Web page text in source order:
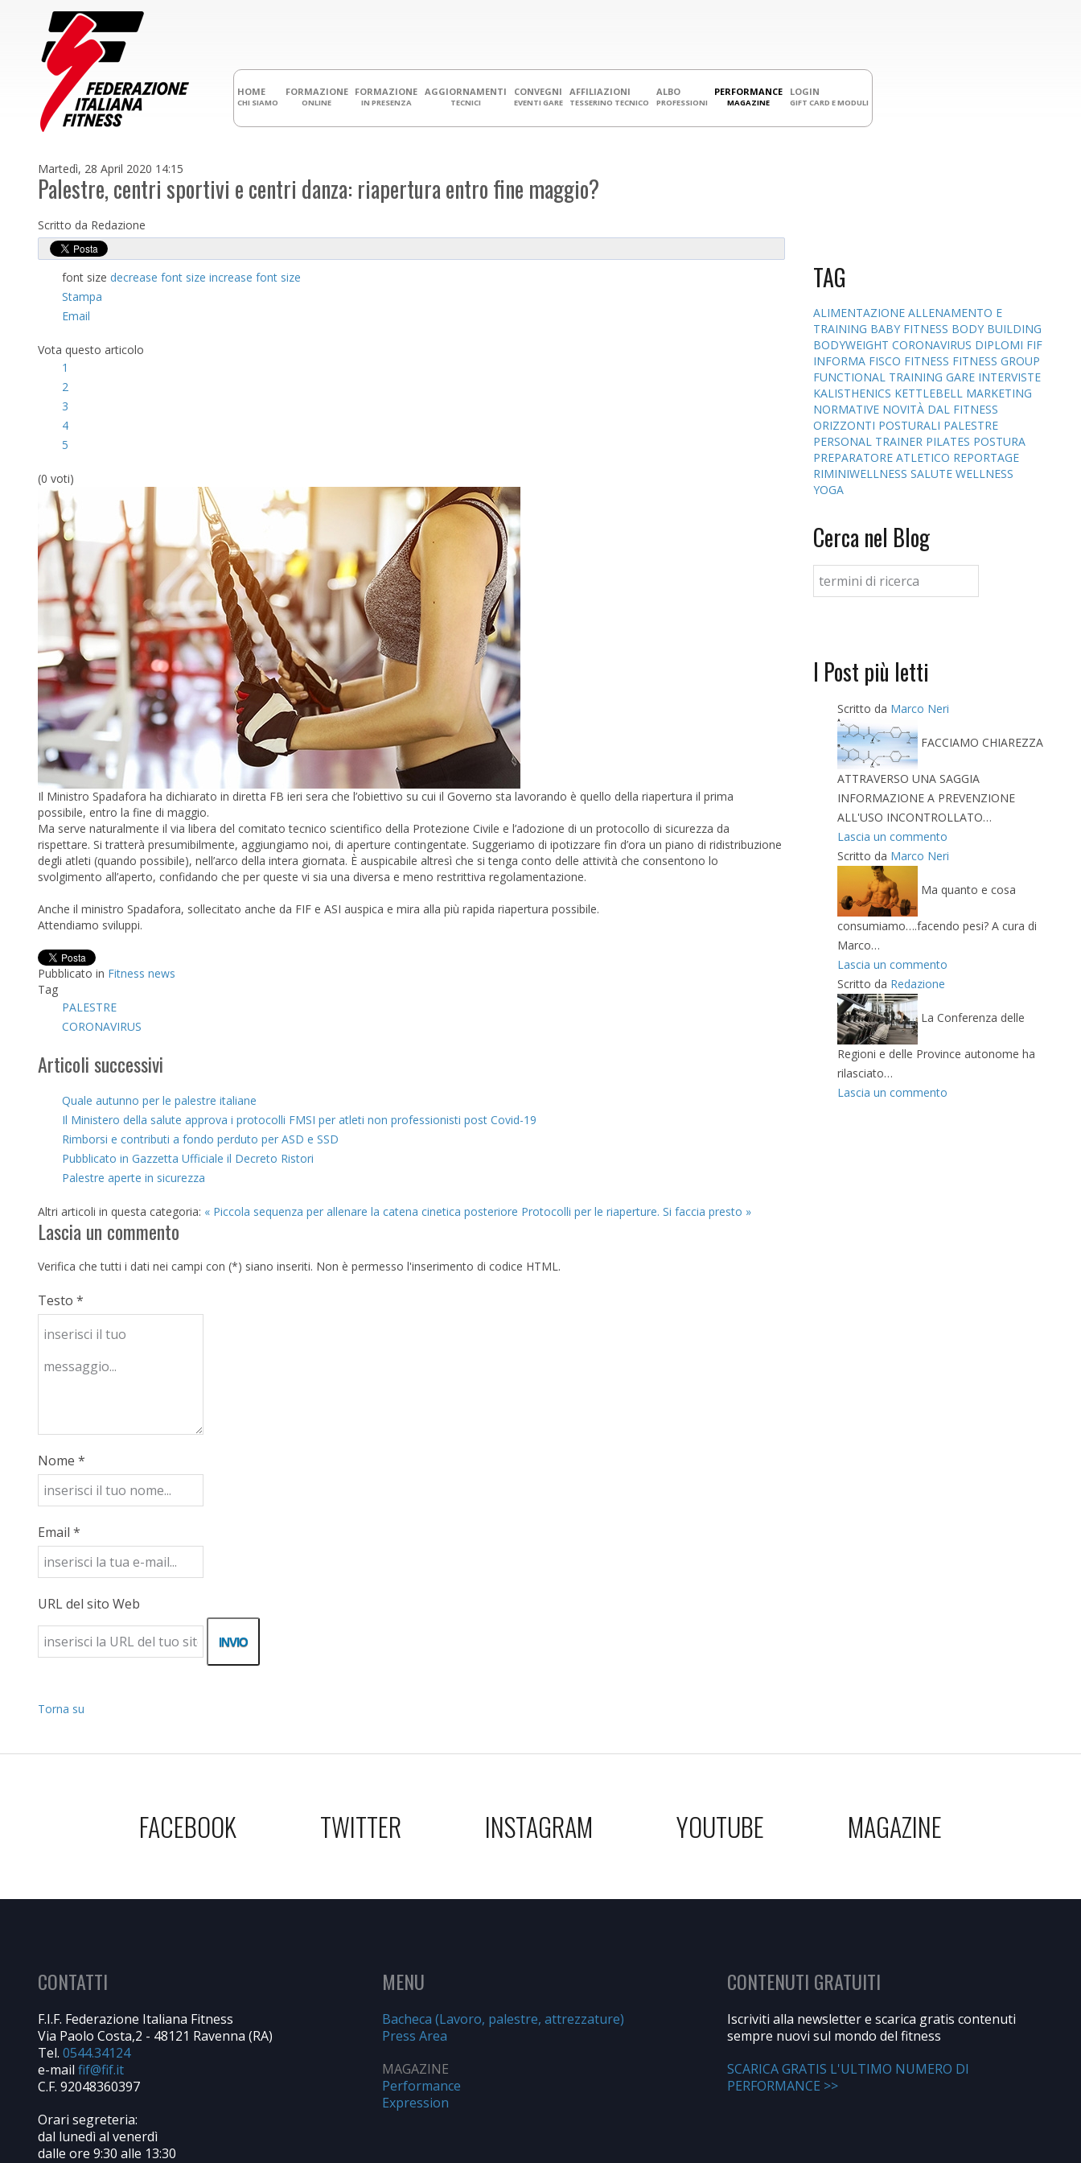
HOME
CHI SIAMO
FORMAZIONE
ONLINE
FORMAZIONE
IN PRESENZA
AGGIORNAMENTI
TECNICI
CONVEGNI
EVENTI GARE
AFFILIAZIONI
TESSERINO TECNICO
ALBO
PROFESSIONI
PERFORMANCE
MAGAZINE
LOGIN
GIFT CARD E MODULI
Martedì, 28 April 2020 14:15
Palestre, centri sportivi e centri danza: riapertura entro fine maggio?
Scritto da Redazione
font size decrease font size increase font size
Stampa
Email
Vota questo articolo
1
2
3
4
5
(0 voti)
Il Ministro Spadafora ha dichiarato in diretta FB ieri sera che l’obiettivo su cui il Governo sta lavorando è quello della riapertura il prima
possibile, entro la fine di maggio.
Ma serve naturalmente il via libera del comitato tecnico scientifico della Protezione Civile e l’adozione di un protocollo di sicurezza da
rispettare. Si tratterà presumibilmente, aggiungiamo noi, di aperture contingentate. Suggeriamo di ipotizzare fin d’ora un piano di ridistribuzione
degli atleti (quando possibile), nell’arco della intera giornata. È auspicabile altresì che si tenga conto delle attività che consentono lo
svolgimento all’aperto, confidando che per queste vi sia una diversa e meno restrittiva regolamentazione.
Anche il ministro Spadafora, sollecitato anche da FIF e ASI auspica e mira alla più rapida riapertura possibile.
Attendiamo sviluppi.
Pubblicato in Fitness news
Tag
PALESTRE
CORONAVIRUS
Articoli successivi
Quale autunno per le palestre italiane
Il Ministero della salute approva i protocolli FMSI per atleti non professionisti post Covid-19
Rimborsi e contributi a fondo perduto per ASD e SSD
Pubblicato in Gazzetta Ufficiale il Decreto Ristori
Palestre aperte in sicurezza
Altri articoli in questa categoria: « Piccola sequenza per allenare la catena cinetica posteriore Protocolli per le riaperture. Si faccia presto »
Lascia un commento
Verifica che tutti i dati nei campi con (*) siano inseriti. Non è permesso l'inserimento di codice HTML.
Testo *
Nome *
Email *
URL del sito Web
Torna su
TAG
ALIMENTAZIONE ALLENAMENTO E
TRAINING BABY FITNESS BODY BUILDING
BODYWEIGHT CORONAVIRUS DIPLOMI FIF
INFORMA FISCO FITNESS FITNESS GROUP
FUNCTIONAL TRAINING GARE INTERVISTE
KALISTHENICS KETTLEBELL MARKETING
NORMATIVE NOVITÀ DAL FITNESS
ORIZZONTI POSTURALI PALESTRE
PERSONAL TRAINER PILATES POSTURA
PREPARATORE ATLETICO REPORTAGE
RIMINIWELLNESS SALUTE WELLNESS
YOGA
Cerca nel Blog
I Post più letti
Scritto da Marco Neri
FACCIAMO CHIAREZZA
ATTRAVERSO UNA SAGGIA
INFORMAZIONE A PREVENZIONE
ALL'USO INCONTROLLATO…
Lascia un commento
Scritto da Marco Neri
Ma quanto e cosa
consumiamo….facendo pesi? A cura di
Marco…
Lascia un commento
Scritto da Redazione
La Conferenza delle
Regioni e delle Province autonome ha
rilasciato…
Lascia un commento
FACEBOOK TWITTER INSTAGRAM YOUTUBE MAGAZINE
CONTATTI
F.I.F. Federazione Italiana Fitness
Via Paolo Costa,2 - 48121 Ravenna (RA)
Tel. 0544.34124
e-mail
C.F. 92048360397
Orari segreteria:
dal lunedì al venerdì
dalle ore 9:30 alle 13:30
MENU
Bacheca (Lavoro, palestre, attrezzature)
Press Area
MAGAZINE
Performance
Expression
CONTENUTI GRATUITI
Iscriviti alla newsletter e scarica gratis contenuti
sempre nuovi sul mondo del fitness
SCARICA GRATIS L'ULTIMO NUMERO DI
PERFORMANCE >>